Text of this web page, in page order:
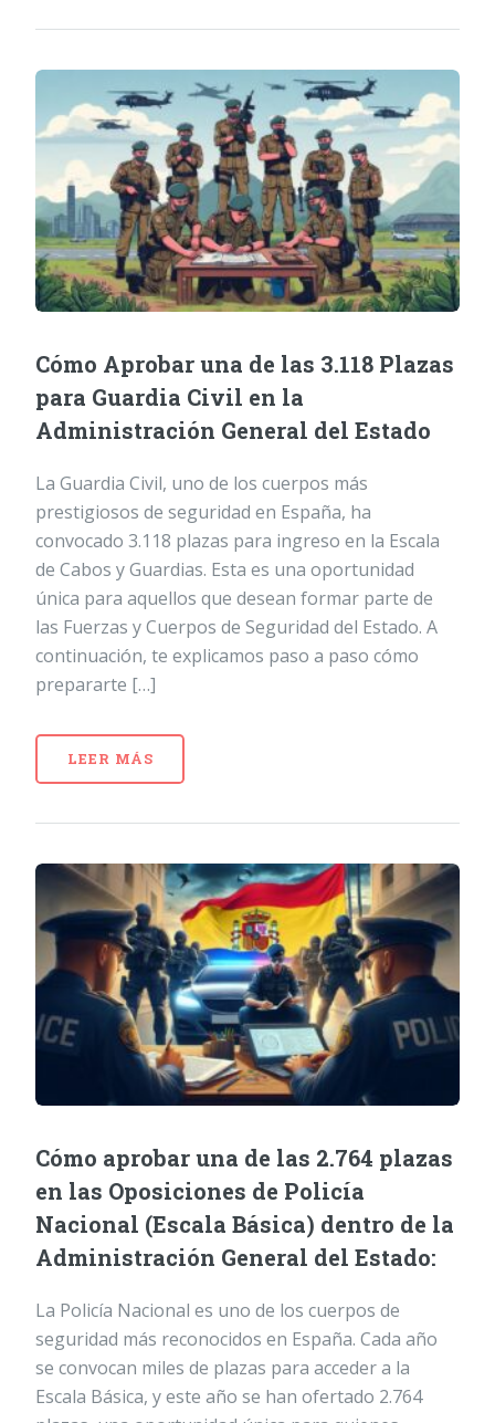
Cómo Aprobar una de las 3.118 Plazas
para Guardia Civil en la
Administración General del Estado
La Guardia Civil, uno de los cuerpos más
prestigiosos de seguridad en España, ha
convocado 3.118 plazas para ingreso en la Escala
de Cabos y Guardias. Esta es una oportunidad
única para aquellos que desean formar parte de
las Fuerzas y Cuerpos de Seguridad del Estado. A
continuación, te explicamos paso a paso cómo
prepararte […]
LEER MÁS
Cómo aprobar una de las 2.764 plazas
en las Oposiciones de Policía
Nacional (Escala Básica) dentro de la
Administración General del Estado:
La Policía Nacional es uno de los cuerpos de
seguridad más reconocidos en España. Cada año
se convocan miles de plazas para acceder a la
Escala Básica, y este año se han ofertado 2.764